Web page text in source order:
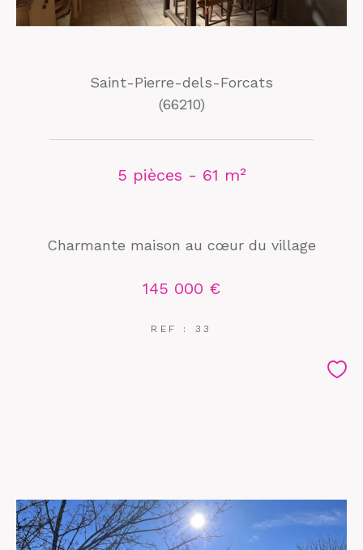
Saint-Pierre-dels-Forcats
(66210)
5 pièces - 61 m²
Charmante maison au cœur du village
145 000 €
REF : 33